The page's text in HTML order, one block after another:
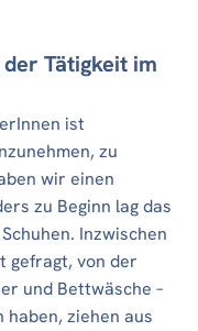
Tätigkeit im
ist
zu
wir einen
zu Beginn lag das
Inzwischen
gefragt, von der
und Bettwäsche –
ziehen aus